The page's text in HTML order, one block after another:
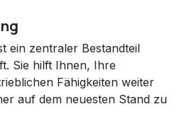
ein zentraler Bestandteil
Sie hilft Ihnen, Ihre
Fähigkeiten weiter
auf dem neuesten Stand zu